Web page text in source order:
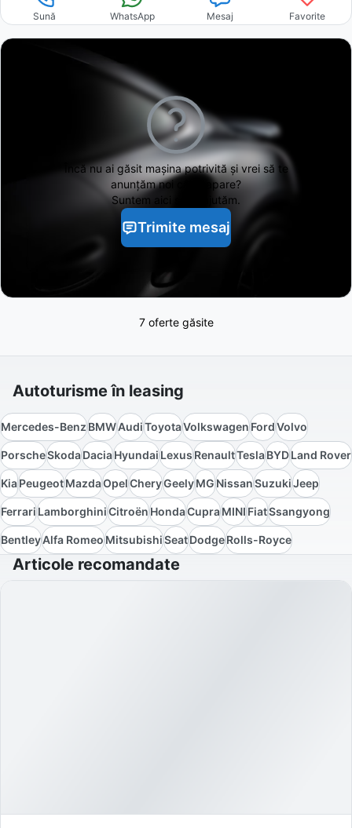
Sună WhatsApp Mesaj Favorite
Încă nu ai găsitmașina potrivită și vrei să te
anunțăm noi când apare?
Suntem aici să te ajutăm.
Trimite mesaj
7 oferte găsite
Autoturisme în leasing
Mercedes-BenzBMWAudiToyotaVolkswagenFordVolvo
PorscheSkodaDaciaHyundaiLexusRenaultTeslaBYDLand Rover
KiaPeugeotMazdaOpelCheryGeelyMGNissanSuzukiJeep
FerrariLamborghiniCitroënHondaCupraMINIFiatSsangyong
BentleyAlfa RomeoMitsubishiSeatDodgeRolls-Royce
Articole recomandate